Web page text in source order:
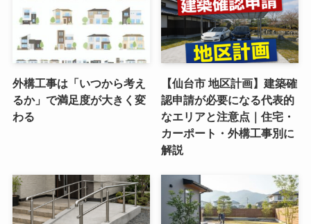
外構工事は「いつから考え
るか」で満足度が大きく変
わる
【仙台市 地区計画】建築確
認申請が必要になる代表的
なエリアと注意点｜住宅・
カーポート・外構工事別に
解説